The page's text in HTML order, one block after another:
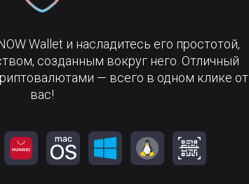
Wallet и насладитесь его простотой,
созданным вокруг него. Отличный
— всего в одном клике от
вас!